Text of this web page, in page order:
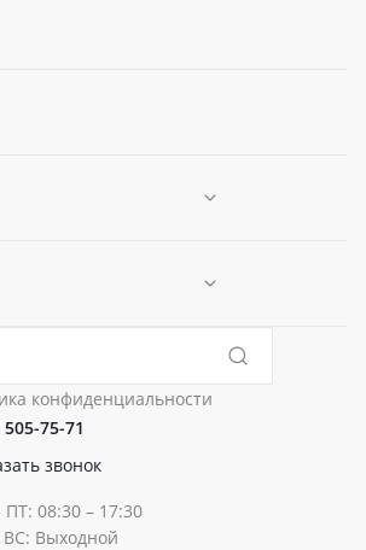
конфиденциальности
505-75-71
звонок
08:30 – 17:30
ВС: Выходной